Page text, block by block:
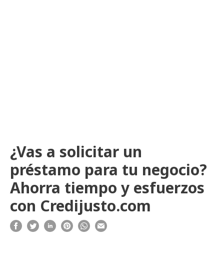
¿Vas a solicitar un
préstamo para tu negocio?
Ahorra tiempo y esfuerzos
con Credijusto.com